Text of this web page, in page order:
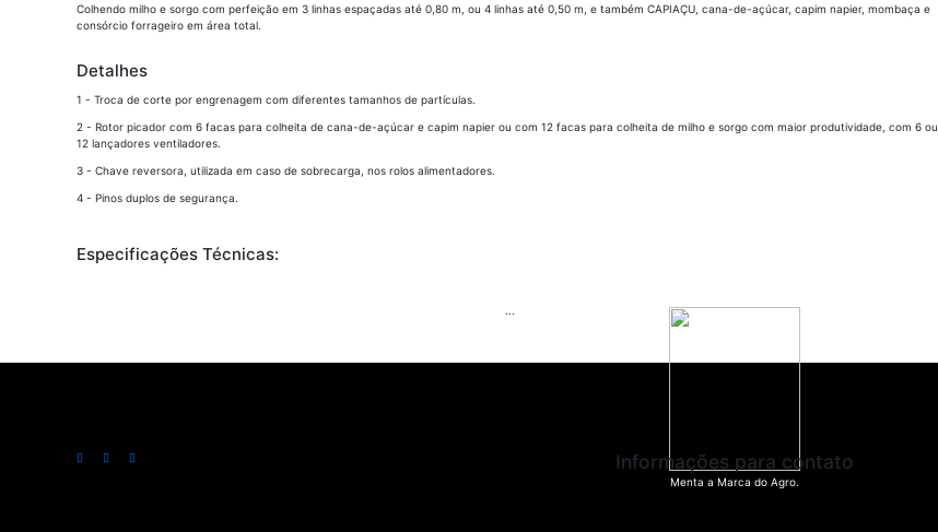
Colhendo milho e sorgo com perfeição em 3 linhas espaçadas até 0,80 m, ou 4 linhas até 0,50 m, e também CAPIAÇU, cana-de-açúcar, capim napier, mombaça e
consórcio forrageiro em área total.
Detalhes
1 - Troca de corte por engrenagem com diferentes tamanhos de partículas.
2 - Rotor picador com 6 facas para colheita de cana-de-açúcar e capim napier ou com 12 facas para colheita de milho e sorgo com maior produtividade, com 6 ou
12 lançadores ventiladores.
3 - Chave reversora, utilizada em caso de sobrecarga, nos rolos alimentadores.
4 - Pinos duplos de segurança.
Especificações Técnicas:
...
Menta a Marca do Agro.
Informações para contato